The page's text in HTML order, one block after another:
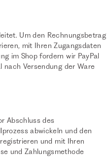
Um den Rechnungsbetrag
mit Ihren Zugangsdaten
im Shop fordern wir PayPal
nach Versendung der Ware
Abschluss des
abwickeln und den
und mit Ihren
und Zahlungsmethode